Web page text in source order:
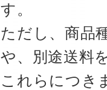
す。
ただし、商品
や、別途送料
これらにつき